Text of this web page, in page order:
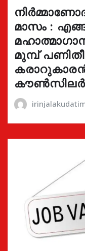
മാസം :
മുമ്പ്
കൗൺസിലർ